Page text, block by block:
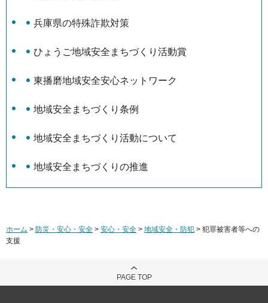
兵庫県の特殊詐欺対策
ひょうご地域安全まちづくり活動賞
東播磨地域安全安心ネットワーク
地域安全まちづくり条例
地域安全まちづくり活動について
地域安全まちづくりの推進
ホーム > 防災・安心・安全 > 安心・安全 > 地域安全・防犯 > 犯罪被害者等への
支援
PAGE TOP